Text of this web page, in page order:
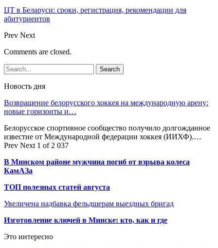
ЦТ в Беларуси: сроки, регистрация, рекомендации для
абитуриентов
Prev Next
Comments are closed.
Новость дня
Возвращение белорусского хоккея на международную арену:
новые горизонты и…
Белорусское спортивное сообщество получило долгожданное
известие от Международной федерации хоккея (ИИХФ).…
Prev Next 1 of 2 037
В Минском районе мужчина погиб от взрыва колеса
КамАЗа
ТОП полезных статей августа
Увеличена надбавка фельдшерам выездных бригад
Изготовление ключей в Минске: кто, как и где
Это интересно